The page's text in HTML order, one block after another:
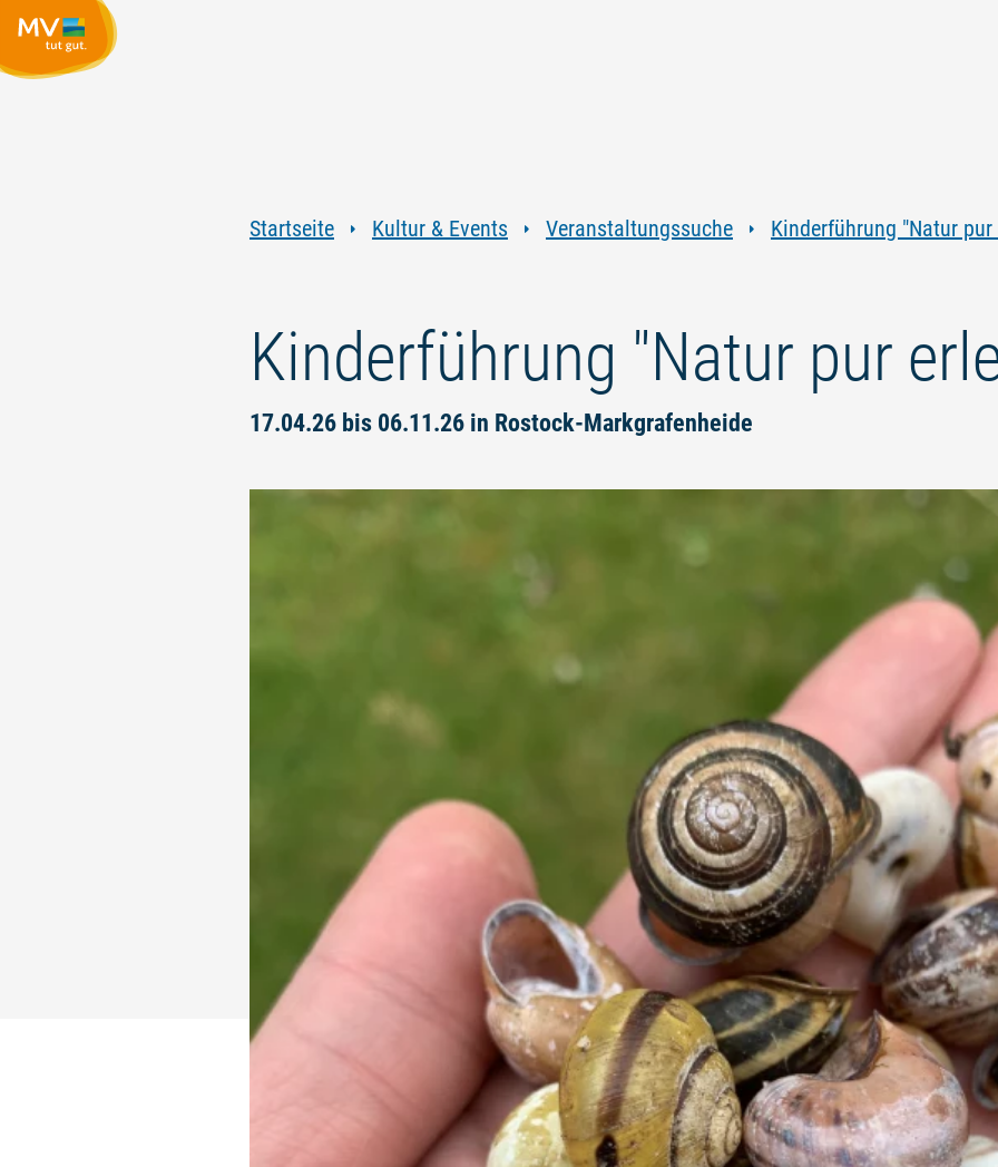
Startseite Kultur & Events Veranstaltungssuche Kinderführung "Natur pur
Kinderführung "Natur pur
17.04.26 bis 06.11.26 in Rostock-Markgrafenheide